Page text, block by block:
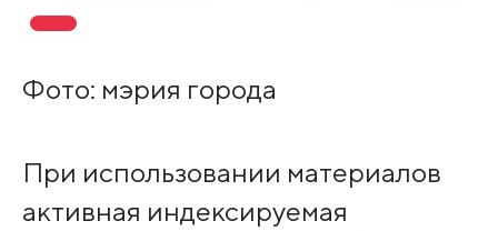
Фото: мэрия города
При использовании материалов
активная индексируемая